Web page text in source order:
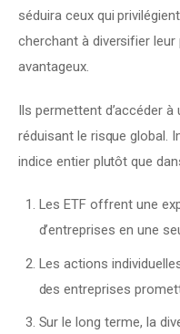
séduira ceux qui
cherchant à diversifier
avantageux.
Ils permettent d’accéder à
réduisant le risque global.
indice entier plutôt que
Les ETF offrent une
d’entreprises en une
Les actions
des entreprises
Sur le long terme, la